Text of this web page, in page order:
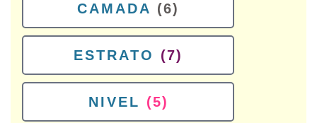
CAMADA (6)
ESTRATO (7)
NIVEL (5)